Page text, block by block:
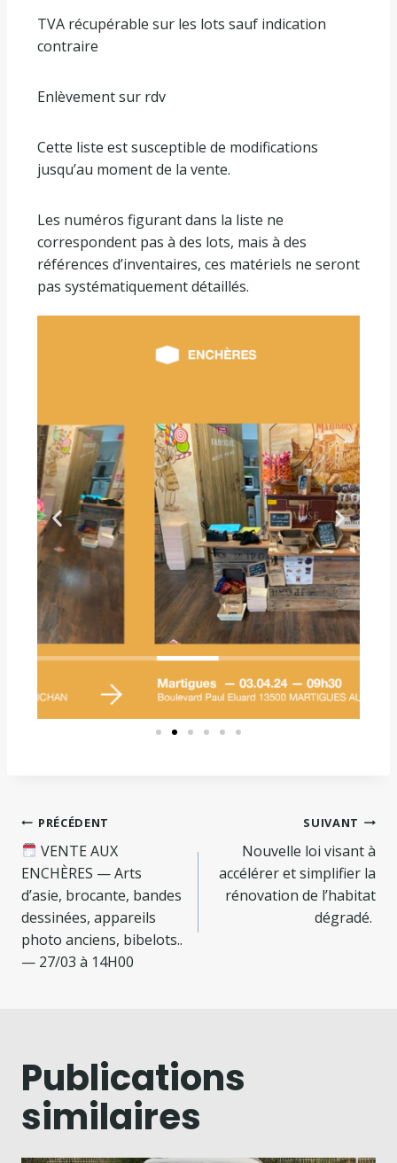
TVA récupérable sur les lots sauf indication
contraire
Enlèvement sur rdv
Cette liste est susceptible de modifications
jusqu’au moment de la vente.
Les numéros figurant dans la liste ne
correspondent pas à des lots, mais à des
références d’inventaires, ces matériels ne seront
pas systématiquement détaillés.
PRÉCÉDENT
VENTE AUX
ENCHÈRES — Arts
d’asie, brocante, bandes
dessinées, appareils
photo anciens, bibelots..
— 27/03 à 14H00
SUIVANT
Nouvelle loi visant à
accélérer et simplifier la
rénovation de l’habitat
dégradé.
Publications
similaires